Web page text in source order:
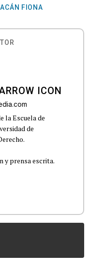
FIONA
la Escuela de
de
y prensa escrita.